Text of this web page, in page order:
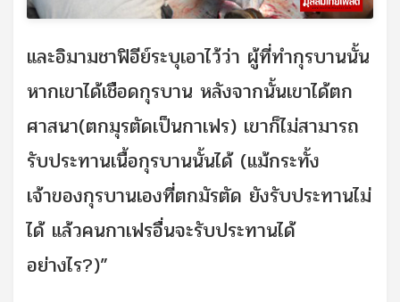
และอิมามชาฟิอีย์ระบุเอาไว้ว่า ผู้ที่ทำกุรบานนั้น
หากเขาได้เชือดกุรบาน หลังจากนั้นเขาได้ตก
ศาสนา(ตกมุรตัดเป็นกาเฟร) เขาก็ไม่สามารถ
รับประทานเนื้อกุรบานนั้นได้ (แม้กระทั้ง
เจ้าของกุรบานเองที่ตกมัรตัด ยังรับประทานไม่
ได้ แล้วคนกาเฟรอื่นจะรับประทานได้
อย่างไร?)”